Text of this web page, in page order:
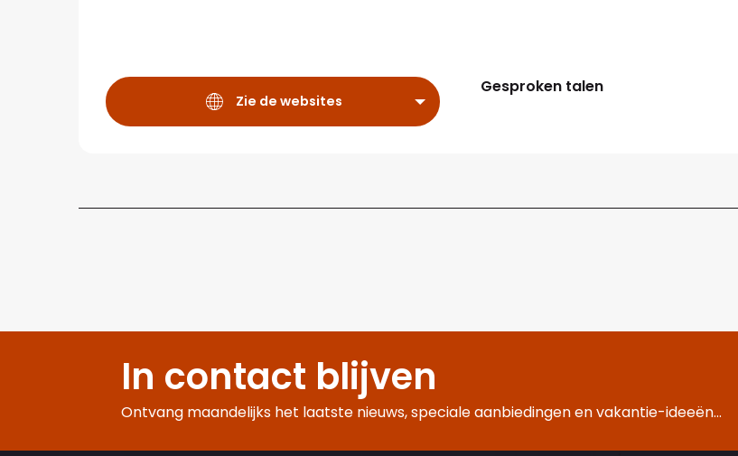
Zie de websites
Gesproken talen
Gesproken talen
In contact blijven
Ontvang maandelijks het laatste nieuws, speciale aanbiedingen en vakantie-ideeën...